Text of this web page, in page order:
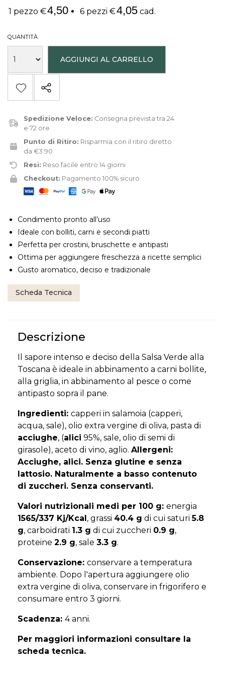
1 pezzo €4,50 6 pezzi €4,05 cad.
QUANTITÀ
AGGIUNGI AL CARRELLO
Spedizione Veloce: Consegna prevista tra 24
e 72 ore
Punto di Ritiro: Risparmia con il ritiro diretto
da €3.90
Resi: Reso facile entro 14 giorni
Checkout: Pagamento 100% sicuro
Condimento pronto all’uso
Ideale con bolliti, carni e secondi piatti
Perfetta per crostini, bruschette e antipasti
Ottima per aggiungere freschezza a ricette semplici
Gusto aromatico, deciso e tradizionale
Scheda Tecnica
Descrizione
Il sapore intenso e deciso della Salsa Verde alla
Toscana è ideale in abbinamento a carni bollite,
alla griglia, in abbinamento al pesce o come
antipasto sopra il pane.
Ingredienti: capperi in salamoia (capperi,
acqua, sale), olio extra vergine di oliva, pasta di
acciughe, (alici 95%, sale, olio di semi di
girasole), aceto di vino, aglio. Allergeni:
Acciughe, alici. Senza glutine e senza
lattosio. Naturalmente a basso contenuto
di zuccheri. Senza conservanti.
Valori nutrizionali medi per 100 g: energia
1565/337 Kj/Kcal, grassi 40.4 g di cui saturi5.8
g, carboidrati 1.3 g di cui zuccheri 0.9 g,
proteine 2.9 g, sale 3.3 g.
Conservazione: conservare a temperatura
ambiente. Dopo l'apertura aggiungere olio
extra vergine di oliva, conservare in frigorifero e
consumare entro 3 giorni.
Scadenza: 4 anni.
Per maggiori informazioni consultare la
scheda tecnica.